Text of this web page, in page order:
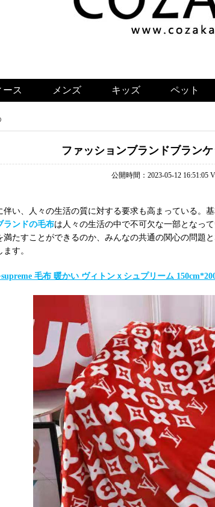
ース メンズ キッズ ペット
ファッションブランドブラン
公開時間：2023-05-12 16:51:05
い、人々の生活の質に対する要求も高まっている。
ランドの毛布は人々の生活の中で不可欠な一部となっ
たすことができるのか、みんなの共通の関心の問題
す。
毛布 暖かい ヴィトンｘシュプリーム